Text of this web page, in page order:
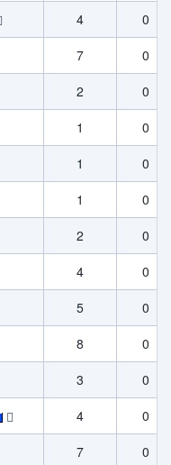
4
0
7
0
2
0
1
0
1
0
1
0
2
0
4
0
5
0
8
0
3
0
4
0
7
0